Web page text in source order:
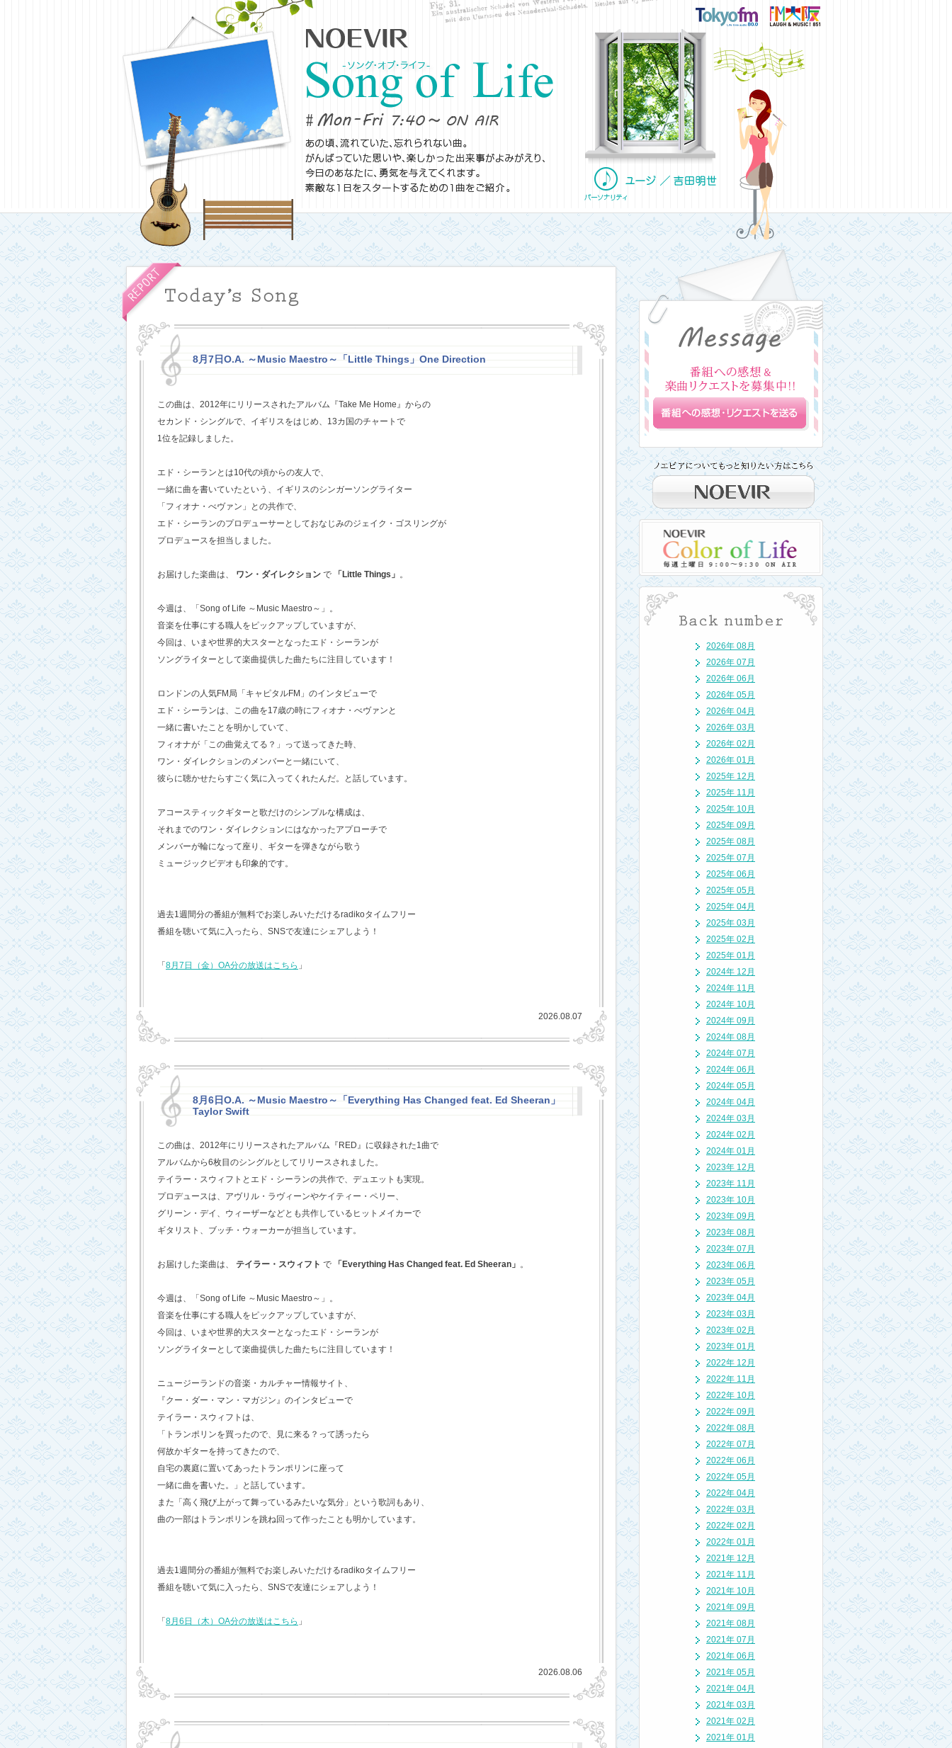
8月7日O.A. ～Music Maestro～「Little Things」One Direction
この曲は、2012年にリリースされたアルバム『Take Me Home』からの
セカンド・シングルで、イギリスをはじめ、13カ国のチャートで
1位を記録しました。
エド・シーランとは10代の頃からの友人で、
一緒に曲を書いていたという、イギリスのシンガーソングライター
「フィオナ・べヴァン」との共作で、
エド・シーランのプロデューサーとしておなじみのジェイク・ゴスリングが
プロデュースを担当しました。
お届けした楽曲は、 ワン・ダイレクション で 「Little Things」 。
今週は、「Song of Life ～Music Maestro～」。
音楽を仕事にする職人をピックアップしていますが、
今回は、いまや世界的大スターとなったエド・シーランが
ソングライターとして楽曲提供した曲たちに注目しています！
ロンドンの人気FM局「キャピタルFM」のインタビューで
エド・シーランは、この曲を17歳の時にフィオナ・べヴァンと
一緒に書いたことを明かしていて、
フィオナが「この曲覚えてる？」って送ってきた時、
ワン・ダイレクションのメンバーと一緒にいて、
彼らに聴かせたらすごく気に入ってくれたんだ。と話しています。
アコースティックギターと歌だけのシンプルな構成は、
それまでのワン・ダイレクションにはなかったアプローチで
メンバーが輪になって座り、ギターを弾きながら歌う
ミュージックビデオも印象的です。
過去1週間分の番組が無料でお楽しみいただけるradikoタイムフリー
番組を聴いて気に入ったら、SNSで友達にシェアしよう！
「 8月7日（金）OA分の放送はこちら 」
2026.08.07
8月6日O.A. ～Music Maestro～「Everything Has Changed feat. Ed Sheeran」
Taylor Swift
この曲は、2012年にリリースされたアルバム『RED』に収録された1曲で
アルバムから6枚目のシングルとしてリリースされました。
テイラー・スウィフトとエド・シーランの共作で、デュエットも実現。
プロデュースは、アヴリル・ラヴィーンやケイティー・ペリー、
グリーン・デイ、ウィーザーなどとも共作しているヒットメイカーで
ギタリスト、ブッチ・ウォーカーが担当しています。
お届けした楽曲は、 テイラー・スウィフト で 「Everything Has Changed feat. Ed Sheeran」 。
今週は、「Song of Life ～Music Maestro～」。
音楽を仕事にする職人をピックアップしていますが、
今回は、いまや世界的大スターとなったエド・シーランが
ソングライターとして楽曲提供した曲たちに注目しています！
ニュージーランドの音楽・カルチャー情報サイト、
『クー・ダー・マン・マガジン』のインタビューで
テイラー・スウィフトは、
「トランポリンを買ったので、見に来る？って誘ったら
何故かギターを持ってきたので、
自宅の裏庭に置いてあったトランポリンに座って
一緒に曲を書いた。」と話しています。
また「高く飛び上がって舞っているみたいな気分」という歌詞もあり、
曲の一部はトランポリンを跳ね回って作ったことも明かしています。
過去1週間分の番組が無料でお楽しみいただけるradikoタイムフリー
番組を聴いて気に入ったら、SNSで友達にシェアしよう！
「 8月6日（木）OA分の放送はこちら 」
2026.08.06
2026年 08月
2026年 07月
2026年 06月
2026年 05月
2026年 04月
2026年 03月
2026年 02月
2026年 01月
2025年 12月
2025年 11月
2025年 10月
2025年 09月
2025年 08月
2025年 07月
2025年 06月
2025年 05月
2025年 04月
2025年 03月
2025年 02月
2025年 01月
2024年 12月
2024年 11月
2024年 10月
2024年 09月
2024年 08月
2024年 07月
2024年 06月
2024年 05月
2024年 04月
2024年 03月
2024年 02月
2024年 01月
2023年 12月
2023年 11月
2023年 10月
2023年 09月
2023年 08月
2023年 07月
2023年 06月
2023年 05月
2023年 04月
2023年 03月
2023年 02月
2023年 01月
2022年 12月
2022年 11月
2022年 10月
2022年 09月
2022年 08月
2022年 07月
2022年 06月
2022年 05月
2022年 04月
2022年 03月
2022年 02月
2022年 01月
2021年 12月
2021年 11月
2021年 10月
2021年 09月
2021年 08月
2021年 07月
2021年 06月
2021年 05月
2021年 04月
2021年 03月
2021年 02月
2021年 01月